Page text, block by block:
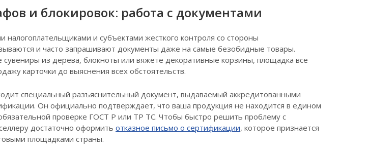
и блокировок: работа с документами
налогоплательщиками и субъектами жесткого контроля со стороны
и часто запрашивают документы даже на самые безобидные товары.
из дерева, блокноты или вяжете декоративные корзины, площадка все
карточки до выяснения всех обстоятельств.
специальный разъяснительный документ, выдаваемый аккредитованными
Он официально подтверждает, что ваша продукция не находится в едином
проверке ГОСТ Р или ТР ТС. Чтобы быстро решить проблему с
достаточно оформить отказное письмо о сертификации, которое признается
площадками страны.